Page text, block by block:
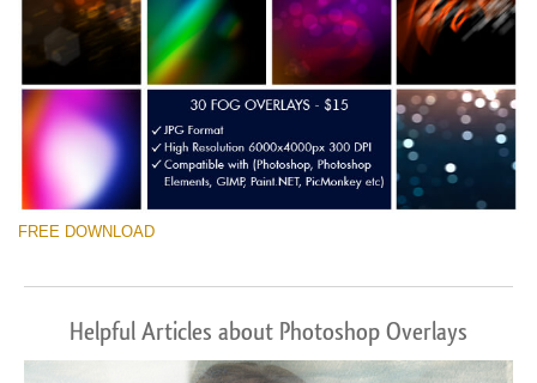
FREE DOWNLOAD
Helpful Articles about Photoshop Overlays